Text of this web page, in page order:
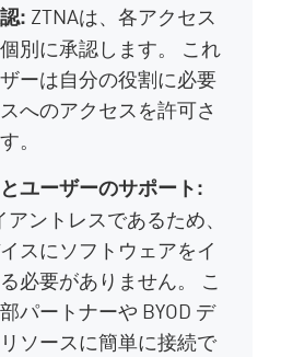
: ZTNAは、各アクセス
別に承認します。 これ
ーは自分の役割に必要
へのアクセスを許可さ
。
ユーザーのサポート:
ントレスであるため、
スにソフトウェアをイ
必要がありません。 こ
パートナーや BYOD デ
ソースに簡単に接続で